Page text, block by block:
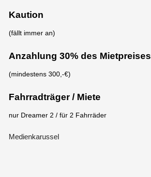
Kaution
(fällt immer an)
Anzahlung 30% des Mietpreises
(mindestens 300,-€)
Fahrradträger / Miete
nur Dreamer 2 / für 2 Fahrräder
Medienkarussel